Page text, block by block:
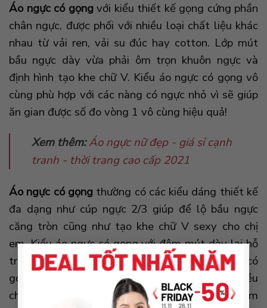
×
Áo ngực có gọngvới kiểu thiết kế gọng cứng phần
chân ngực, được phối với nhiều loại chất liệu khác
nhau từ vải ren, vải su đúc hay cotton. Lớp mút
bầu ngực dày vừa phải ôm trọn khuôn ngực và
định hình tạo khe chữ V. Kiểu áo ngực có gọng vô
cùng phù hợp với các nàng có ngực nhỏ vì sẽ giúp
ăn gian được số đo vòng 1 vô cùng hiệu quả!
Xem thêm:Áo ngực nữ đẹp - giá sỉ cạnh
tranh - thời trang cao cấp 2021
Áo ngực có gọngthường có các kiểu dáng thiết kế
đa dạng như cúp ngực 2/3 giúp để lộ bầu ngực
căng tròn cũng như tạo khe chữ V sexy cho chị
em. Kiểu áo ngực có gọng với đệm mút dày lại hỗ
trợ tăng kích thước vòng 1. Một số kiểu áo ngực có
gọng còn được phối với dây rút ở trước giúp điều
chỉnh được độ ôm của bầu ngực. Mang lại cảm